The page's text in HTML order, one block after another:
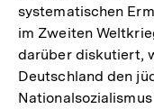
systematischen
im Zweiten
darüber diskutiert,
Deutschland den